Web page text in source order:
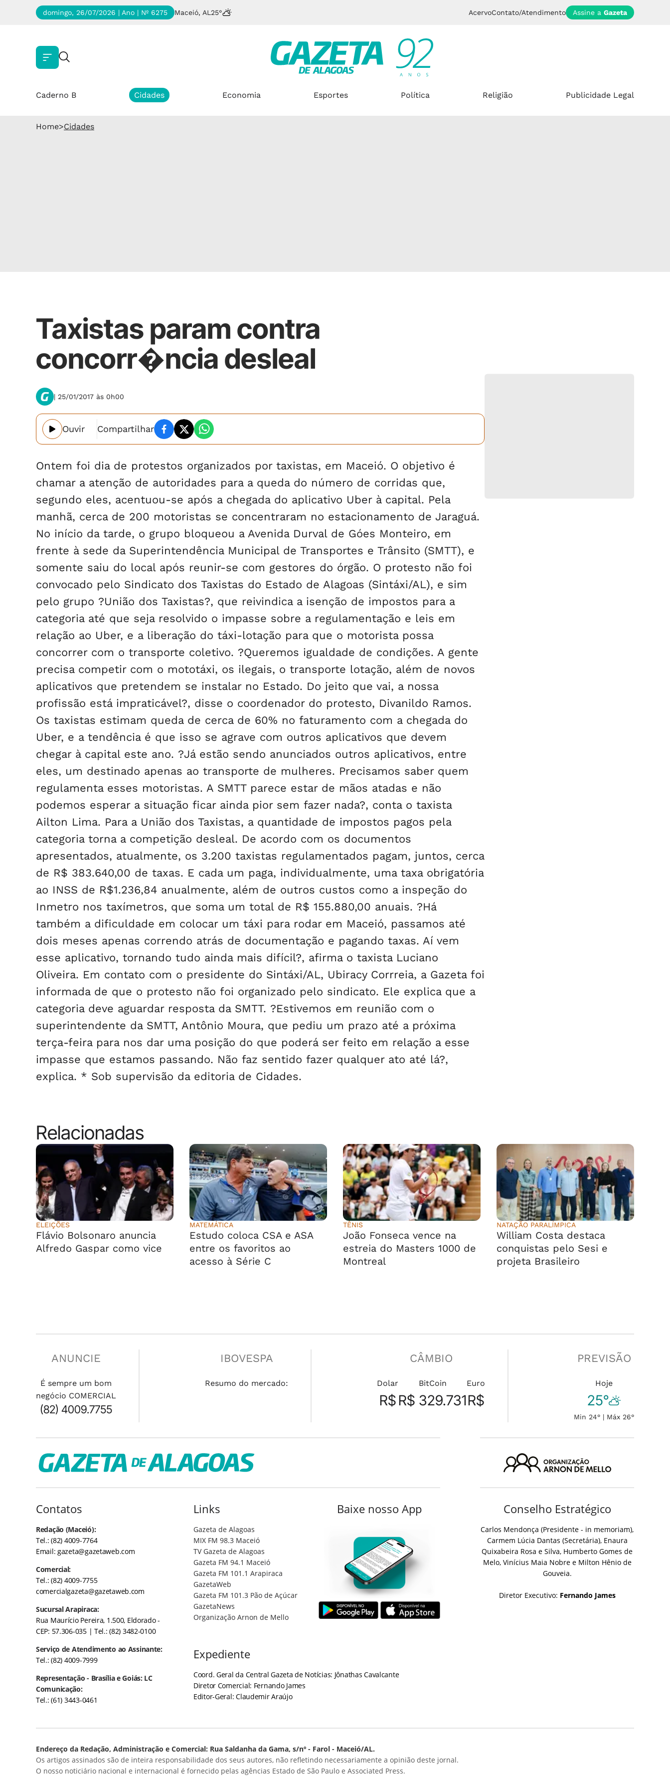
domingo, 26/07/2026 | Ano | Nº 6275 Maceió, AL 25° AcervoContato/Atendimento Assine a Gazeta
Caderno B Cidades Economia Esportes Política Religião Publicidade Legal
Home>Cidades
Taxistas param contra
concorr�ncia desleal
| 25/01/2017 às 0h00
Ouvir Compartilhar
Ontem foi dia de protestos organizados por taxistas, em Maceió. O objetivo é
chamar a atenção de autoridades para a queda do número de corridas que,
segundo eles, acentuou-se após a chegada do aplicativo Uber à capital. Pela
manhã, cerca de 200 motoristas se concentraram no estacionamento de Jaraguá.
No início da tarde, o grupo bloqueou a Avenida Durval de Góes Monteiro, em
frente à sede da Superintendência Municipal de Transportes e Trânsito (SMTT), e
somente saiu do local após reunir-se com gestores do órgão. O protesto não foi
convocado pelo Sindicato dos Taxistas do Estado de Alagoas (Sintáxi/AL), e sim
pelo grupo ?União dos Taxistas?, que reivindica a isenção de impostos para a
categoria até que seja resolvido o impasse sobre a regulamentação e leis em
relação ao Uber, e a liberação do táxi-lotação para que o motorista possa
concorrer com o transporte coletivo. ?Queremos igualdade de condições. A gente
precisa competir com o mototáxi, os ilegais, o transporte lotação, além de novos
aplicativos que pretendem se instalar no Estado. Do jeito que vai, a nossa
profissão está impraticável?, disse o coordenador do protesto, Divanildo Ramos.
Os taxistas estimam queda de cerca de 60% no faturamento com a chegada do
Uber, e a tendência é que isso se agrave com outros aplicativos que devem
chegar à capital este ano. ?Já estão sendo anunciados outros aplicativos, entre
eles, um destinado apenas ao transporte de mulheres. Precisamos saber quem
regulamenta esses motoristas. A SMTT parece estar de mãos atadas e não
podemos esperar a situação ficar ainda pior sem fazer nada?, conta o taxista
Ailton Lima. Para a União dos Taxistas, a quantidade de impostos pagos pela
categoria torna a competição desleal. De acordo com os documentos
apresentados, atualmente, os 3.200 taxistas regulamentados pagam, juntos, cerca
de R$ 383.640,00 de taxas. E cada um paga, individualmente, uma taxa obrigatória
ao INSS de R$1.236,84 anualmente, além de outros custos como a inspeção do
Inmetro nos taxímetros, que soma um total de R$ 155.880,00 anuais. ?Há
também a dificuldade em colocar um táxi para rodar em Maceió, passamos até
dois meses apenas correndo atrás de documentação e pagando taxas. Aí vem
esse aplicativo, tornando tudo ainda mais difícil?, afirma o taxista Luciano
Oliveira. Em contato com o presidente do Sintáxi/AL, Ubiracy Corrreia, a Gazeta foi
informada de que o protesto não foi organizado pelo sindicato. Ele explica que a
categoria deve aguardar resposta da SMTT. ?Estivemos em reunião com o
superintendente da SMTT, Antônio Moura, que pediu um prazo até a próxima
terça-feira para nos dar uma posição do que poderá ser feito em relação a esse
impasse que estamos passando. Não faz sentido fazer qualquer ato até lá?,
explica. * Sob supervisão da editoria de Cidades.
Relacionadas
ELEIÇÕES
Flávio Bolsonaro anuncia
Alfredo Gaspar como vice
MATEMÁTICA
Estudo coloca CSA e ASA
entre os favoritos ao
acesso à Série C
TÊNIS
João Fonseca vence na
estreia do Masters 1000 de
Montreal
NATAÇÃO PARALÍMPICA
William Costa destaca
conquistas pelo Sesi e
projeta Brasileiro
ANUNCIE
É sempre um bom
negócio COMERCIAL
(82) 4009.7755
IBOVESPA
Resumo do mercado:
CÂMBIO
Dolar
R$
BitCoin
R$ 329.731
Euro
R$
PREVISÃO
Hoje
25°
Min 24° | Máx 26°
Contatos
Redação (Maceió):
Tel.: (82) 4009-7764
Email:gazeta@gazetaweb.com
Comercial:
Tel.: (82) 4009-7755
comercialgazeta@gazetaweb.com
Sucursal Arapiraca:
Rua Maurício Pereira, 1.500, Eldorado -
CEP: 57.306-035 | Tel.: (82) 3482-0100
Serviço de Atendimento ao Assinante:
Tel.: (82) 4009-7999
Representação - Brasília e Goiás: LC
Comunicação:
Tel.: (61) 3443-0461
Links
Gazeta de Alagoas
MIX FM 98.3 Maceió
TV Gazeta de Alagoas
Gazeta FM 94.1 Maceió
Gazeta FM 101.1 Arapiraca
GazetaWeb
Gazeta FM 101.3 Pão de Açúcar
GazetaNews
Organização Arnon de Mello
Expediente
Coord. Geral da Central Gazeta de Notícias: Jônathas Cavalcante
Diretor Comercial: Fernando James
Editor-Geral: Claudemir Araújo
Baixe nosso App Conselho Estratégico
Carlos Mendonça (Presidente - in memoriam),
Carmem Lúcia Dantas (Secretária), Enaura
Quixabeira Rosa e Silva, Humberto Gomes de
Melo, Vinícius Maia Nobre e Milton Hênio de
Gouveia.
Diretor Executivo: Fernando James
Endereço da Redação, Administração e Comercial: Rua Saldanha da Gama, s/nº - Farol - Maceió/AL.
Os artigos assinados são de inteira responsabilidade dos seus autores, não refletindo necessariamente a opinião deste jornal.
O nosso noticiário nacional e internacional é fornecido pelas agências Estado de São Paulo e Associated Press.